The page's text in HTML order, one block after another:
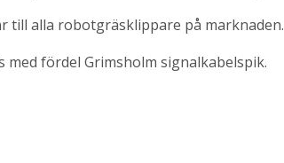
till alla robotgräsklippare på marknaden.
fördel Grimsholm signalkabelspik.